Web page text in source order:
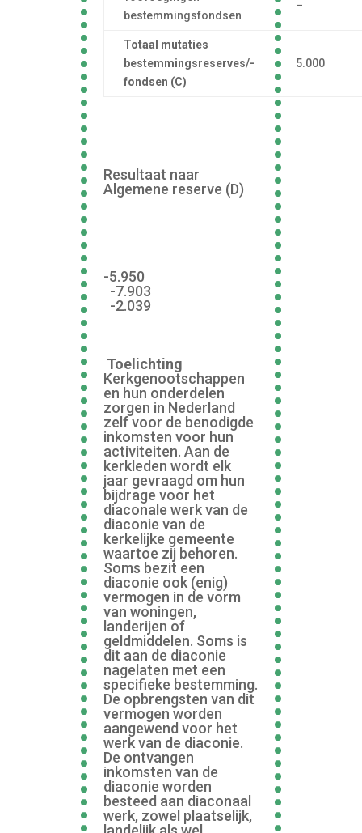
bestemmingsfondsen
–
Totaal mutaties
bestemmingsreserves/-
fondsen (C)
5.000
Resultaat naar
Algemene reserve (D)
-5.950
-7.903
-2.039
Toelichting
Kerkgenootschappen
en hun onderdelen
zorgen in Nederland
zelf voor de benodigde
inkomsten voor hun
activiteiten. Aan de
kerkleden wordt elk
jaar gevraagd om hun
bijdrage voor het
diaconale werk van de
diaconie van de
kerkelijke gemeente
waartoe zij behoren.
Soms bezit een
diaconie ook (enig)
vermogen in de vorm
van woningen,
landerijen of
geldmiddelen. Soms is
dit aan de diaconie
nagelaten met een
specifieke bestemming.
De opbrengsten van dit
vermogen worden
aangewend voor het
werk van de diaconie.
De ontvangen
inkomsten van de
diaconie worden
besteed aan diaconaal
werk, zowel plaatselijk,